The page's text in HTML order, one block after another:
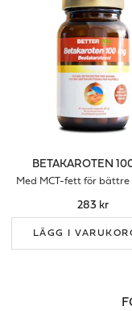
BETAKAROTEN
Med MCT-fett för
283 kr
LÄGG I